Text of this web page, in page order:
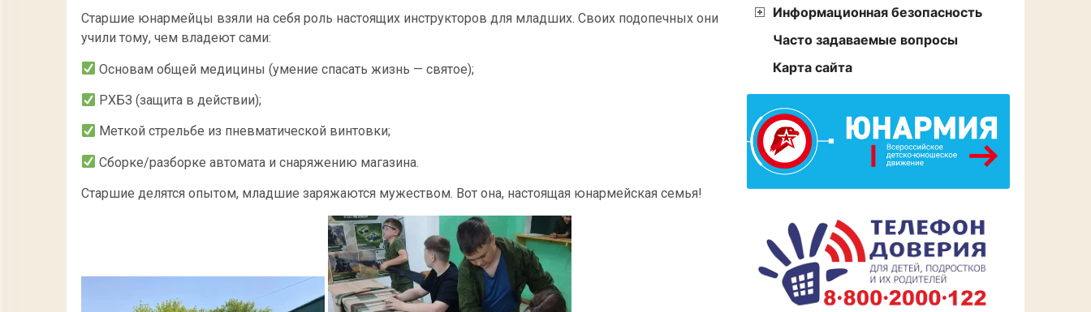
Старшие юнармейцы взяли на себя роль настоящих инструкторов для младших. Своих подопечных они
учили тому, чем владеют сами:
Основам общей медицины (умение спасать жизнь — святое);
РХБЗ (защита в действии);
Меткой стрельбе из пневматической винтовки;
Сборке/разборке автомата и снаряжению магазина.
Старшие делятся опытом, младшие заряжаются мужеством. Вот она, настоящая юнармейская семья!
Информационная безопасность
Часто задаваемые вопросы
Карта сайта